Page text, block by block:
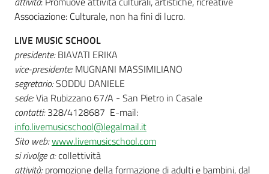
Associazione: Culturale, non ha fini di lucro.
LIVE MUSIC SCHOOL
presidente:BIAVATI ERIKA
vice-presidente:MUGNANI MASSIMILIANO
segretario:SODDU DANIELE
sede:Via Rubizzano 67/A - San Pietro in Casale
contatti:328/4128687 E-mail:
info.livemusicschool@legalmail.it
Sito web:www.livemusicschool.com
si rivolge a:collettività
attività:promozione della formazione di adulti e bambini, dal